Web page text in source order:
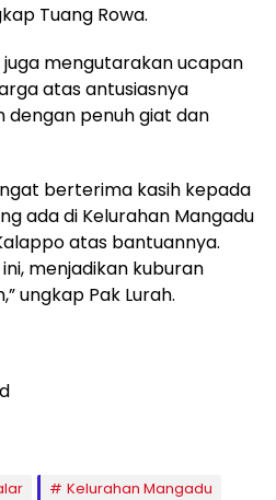
Tuang Rowa.
juga mengutarakan ucapan
atas antusiasnya
penuh giat dan
berterima kasih kepada
ada di Kelurahan Mangadu
atas bantuannya.
menjadikan kuburan
ungkap Pak Lurah.
Kelurahan Mangadu